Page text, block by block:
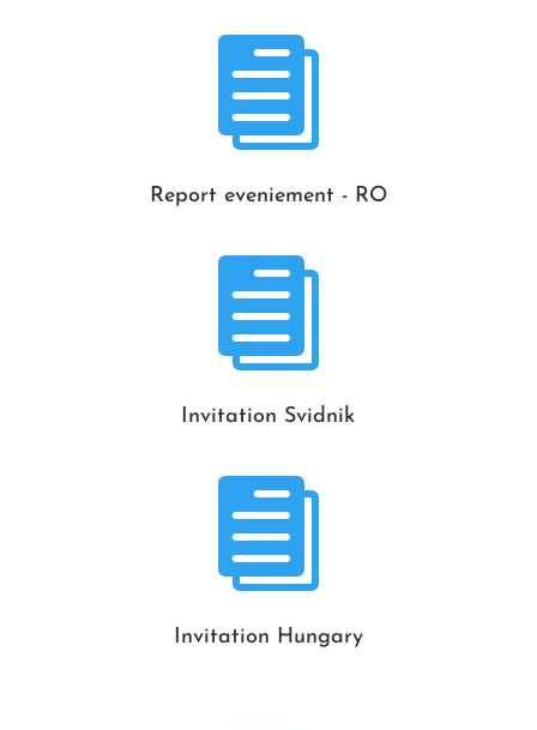

Report eveniement - RO

Invitation Svidnik

Invitation Hungary